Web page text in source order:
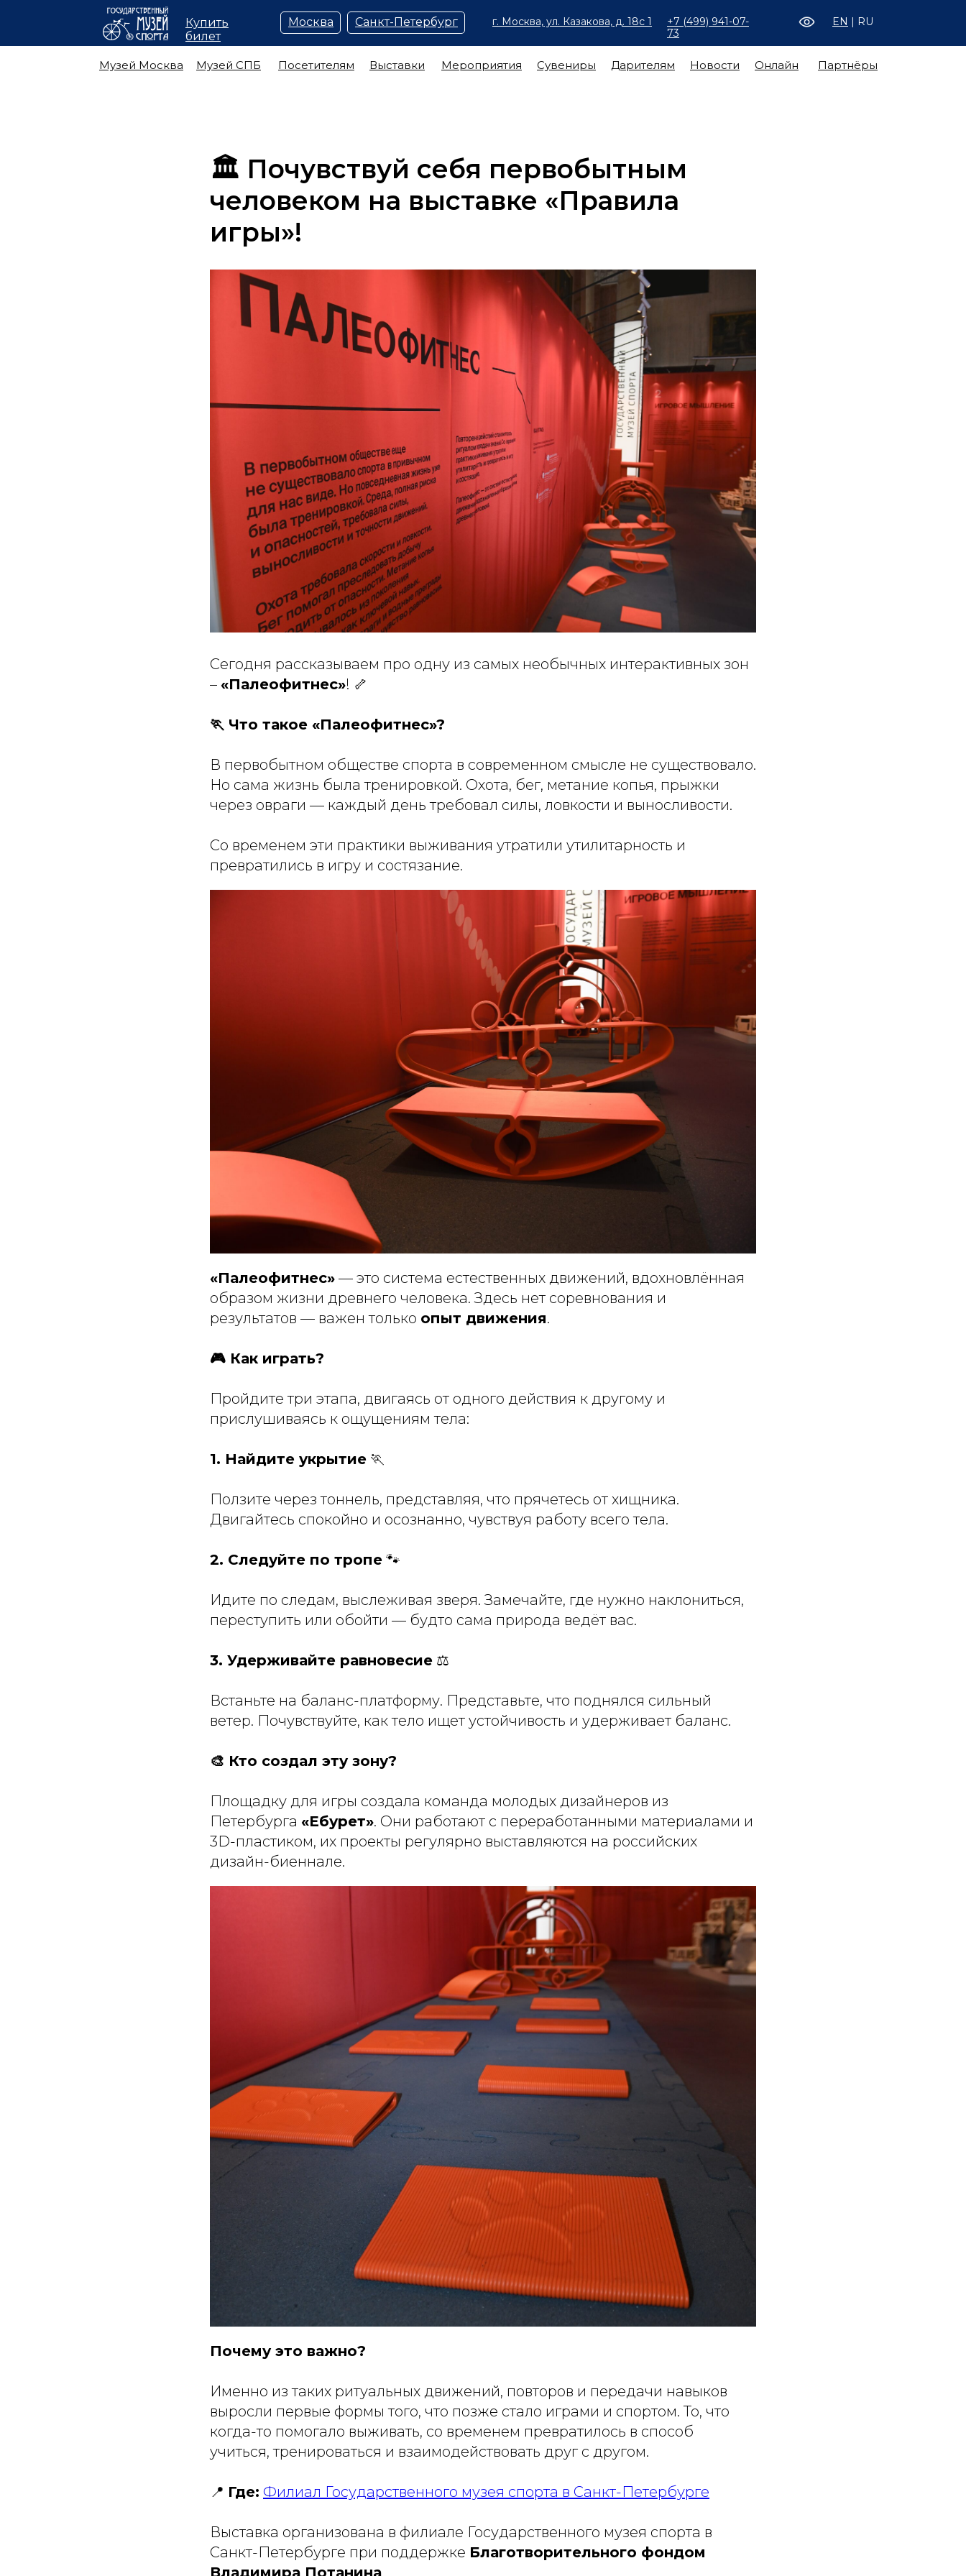
| RU
EN
+7 (499) 941-07-
73
г. Москва, ул. Казакова, д. 18с 1
Музей Москва Музей СПБ Посетителям Выставки Мероприятия Сувениры Новости
Дарителям Онлайн Партнёры
Санкт-Петербург
Москва
Купить
билет
🏛️ Почувствуй себя первобытным
человеком на выставке «Правила
игры»!
Сегодня рассказываем про одну из самых необычных интерактивных зон
– «Палеофитнес»! 🦴
🏃 Что такое «Палеофитнес»?
В первобытном обществе спорта в современном смысле не существовало.
Но сама жизнь была тренировкой. Охота, бег, метание копья, прыжки
через овраги — каждый день требовал силы, ловкости и выносливости.
Со временем эти практики выживания утратили утилитарность и
превратились в игру и состязание.
«Палеофитнес» — это система естественных движений, вдохновлённая
образом жизни древнего человека. Здесь нет соревнования и
результатов — важен только опыт движения.
🎮 Как играть?
Пройдите три этапа, двигаясь от одного действия к другому и
прислушиваясь к ощущениям тела:
1. Найдите укрытие 🏃
Ползите через тоннель, представляя, что прячетесь от хищника.
Двигайтесь спокойно и осознанно, чувствуя работу всего тела.
2. Следуйте по тропе 🐾
Идите по следам, выслеживая зверя. Замечайте, где нужно наклониться,
переступить или обойти — будто сама природа ведёт вас.
3. Удерживайте равновесие ⚖️
Встаньте на баланс-платформу. Представьте, что поднялся сильный
ветер. Почувствуйте, как тело ищет устойчивость и удерживает баланс.
🎨 Кто создал эту зону?
Площадку для игры создала команда молодых дизайнеров из
Петербурга «Ебурет». Они работают с переработанными материалами и
3D-пластиком, их проекты регулярно выставляются на российских
дизайн-биеннале.
Почему это важно?
Именно из таких ритуальных движений, повторов и передачи навыков
выросли первые формы того, что позже стало играми и спортом. То, что
когда-то помогало выживать, со временем превратилось в способ
учиться, тренироваться и взаимодействовать друг с другом.
📍 Где: Филиал Государственного музея спорта в Санкт-Петербурге
Выставка организована в филиале Государственного музея спорта в
Санкт-Петербурге при поддержке Благотворительного фондом
Владимира Потанина